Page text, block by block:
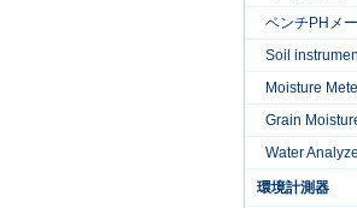
ベンチPHメ
Soil
Moisture
Grain
Water
環境計測器